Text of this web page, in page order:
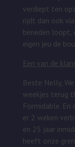
verdiept ten
rijdt dan ook
beneden loopt,
eigen jeu de
Een van de
Beste Nelly,
weekjes terug
Formidable.
er 2 weken
en 25 jaar
heeft onze